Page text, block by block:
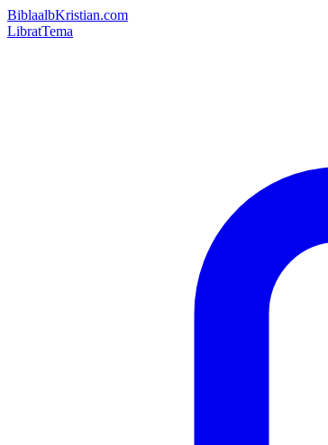
BiblaalbKristian.com
LibratTema